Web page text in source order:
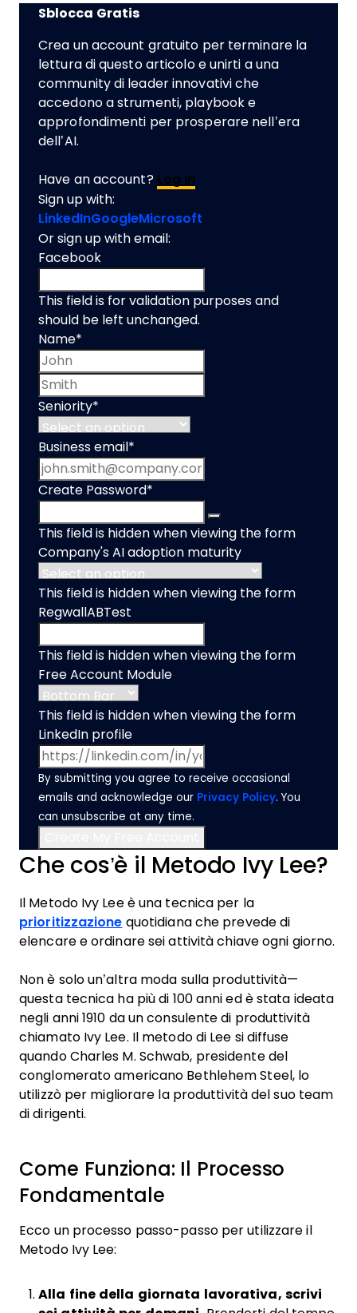
Sblocca Gratis
Crea un account gratuito per terminare la
lettura di questo articolo e unirti a una
community di leader innovativi che
accedono a strumenti, playbook e
approfondimenti per prosperare nell’era
dell’AI.
Have an account? Log In
Sign up with:
LinkedInGoogleMicrosoft
Or sign up with email:
Facebook
This field is for validation purposes and
should be left unchanged.
Name*
Seniority*
Business email *
Create Password*
This field is hidden when viewing the form
Company's AI adoption maturity
This field is hidden when viewing the form
RegwallABTest
This field is hidden when viewing the form
Free Account Module
This field is hidden when viewing the form
LinkedIn profile
By submitting you agree to receive occasional
emails and acknowledge our Privacy Policy. You
can unsubscribe at any time.
Che cos’è il Metodo Ivy Lee?
Il Metodo Ivy Lee è una tecnica per la
prioritizzazione quotidiana che prevede di
elencare e ordinare sei attività chiave ogni giorno.
Non è solo un’altra moda sulla produttività—
questa tecnica ha più di 100 anni ed è stata ideata
negli anni 1910 da un consulente di produttività
chiamato Ivy Lee. Il metodo di Lee si diffuse
quando Charles M. Schwab, presidente del
conglomerato americano Bethlehem Steel, lo
utilizzò per migliorare la produttività del suo team
di dirigenti.
Come Funziona: Il Processo
Fondamentale
Ecco un processo passo-passo per utilizzare il
Metodo Ivy Lee:
Alla fine della giornata lavorativa, scrivi